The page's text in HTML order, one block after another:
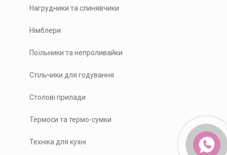
Нагрудники та слинявчики
Німблери
Поїльники та непроливайки
Стільчики для годування
Столові прилади
Термоси та термо-сумки
Техніка для кухні